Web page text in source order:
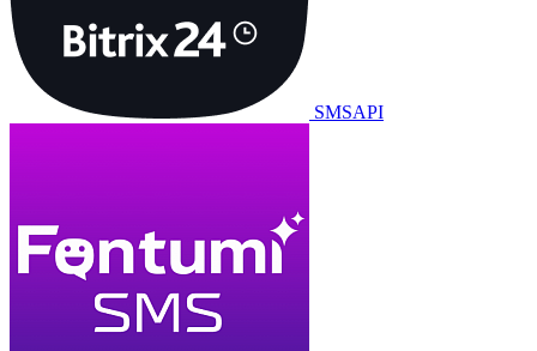
SMSAPI